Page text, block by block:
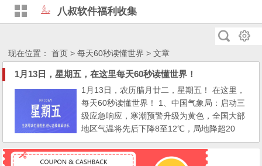
八叔软件福利收集
现在位置：首页 >每天60秒读懂世界 > 文章
1月13日，星期五，在这里每天60秒读懂世界！
1月13日，农历腊月廿二，星期五！ 在这里，
每天60秒读懂世界！ 1、中国气象局：启动三
级应急响应，寒潮预警升级为黄色，全国大部
地区气温将先后下降8至12℃，局地降超20
度； 2、郑州：将严查春节各种价格违法行
为，最高罚款300万元或依法追究刑责； 3、